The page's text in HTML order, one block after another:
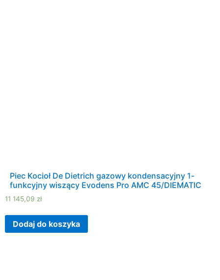
Piec Kocioł De Dietrich gazowy kondensacyjny 1-
funkcyjny wiszący Evodens Pro AMC 45/DIEMATIC
11 145,09 zł
Dodaj do koszyka